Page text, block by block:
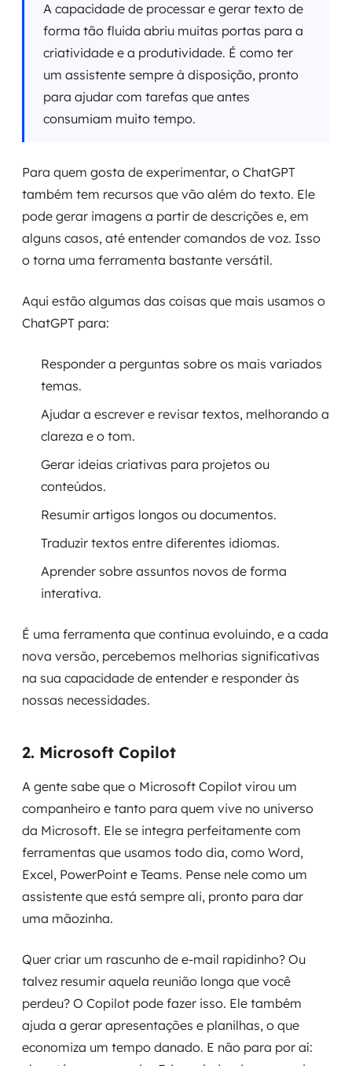
A capacidade de processar e gerar texto de
forma tão fluida abriu muitas portas para a
criatividade e a produtividade. É como ter
um assistente sempre à disposição, pronto
para ajudar com tarefas que antes
consumiam muito tempo.
Para quem gosta de experimentar, o ChatGPT
também tem recursos que vão além do texto. Ele
pode gerar imagens a partir de descrições e, em
alguns casos, até entender comandos de voz. Isso
o torna uma ferramenta bastante versátil.
Aqui estão algumas das coisas que mais usamos o
ChatGPT para:
Responder a perguntas sobre os mais variados
temas.
Ajudar a escrever e revisar textos, melhorando a
clareza e o tom.
Gerar ideias criativas para projetos ou
conteúdos.
Resumir artigos longos ou documentos.
Traduzir textos entre diferentes idiomas.
Aprender sobre assuntos novos de forma
interativa.
É uma ferramenta que continua evoluindo, e a cada
nova versão, percebemos melhorias significativas
na sua capacidade de entender e responder às
nossas necessidades.
2. Microsoft Copilot
A gente sabe que o Microsoft Copilot virou um
companheiro e tanto para quem vive no universo
da Microsoft. Ele se integra perfeitamente com
ferramentas que usamos todo dia, como Word,
Excel, PowerPoint e Teams. Pense nele como um
assistente que está sempre ali, pronto para dar
uma mãozinha.
Quer criar um rascunho de e-mail rapidinho? Ou
talvez resumir aquela reunião longa que você
perdeu? O Copilot pode fazer isso. Ele também
ajuda a gerar apresentações e planilhas, o que
economiza um tempo danado. E não para por aí: